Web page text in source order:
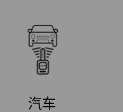
汽车